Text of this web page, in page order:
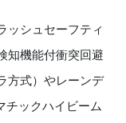
ッシュセーフティ
知機能付衝突回避
方式）やレーンデ
チックハイビーム